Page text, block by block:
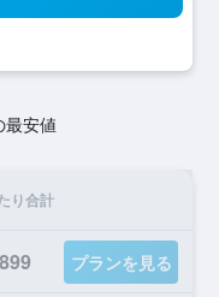
最安値
り合計
プランを見る